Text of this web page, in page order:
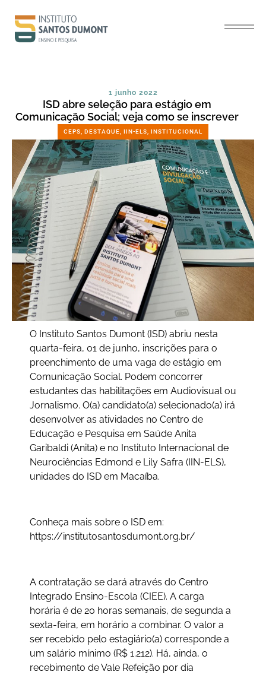
1 junho 2022
ISD abre seleção para estágio em
Comunicação Social; veja como se inscrever
CEPS DESTAQUE IIN-ELS INSTITUCIONAL
O Instituto Santos Dumont (ISD) abriu nesta
quarta-feira, 01 de junho, inscrições para o
preenchimento de uma vaga de estágio em
Comunicação Social. Podem concorrer
estudantes das habilitações em Audiovisual ou
Jornalismo. O(a) candidato(a) selecionado(a) irá
desenvolver as atividades no Centro de
Educação e Pesquisa em Saúde Anita
Garibaldi (Anita) e no Instituto Internacional de
Neurociências Edmond e Lily Safra (IIN-ELS),
unidades do ISD em Macaíba.
Conheça mais sobre o ISD em:
https://institutosantosdumont.org.br/
A contratação se dará através do Centro
Integrado Ensino-Escola (CIEE). A carga
horária é de 20 horas semanais, de segunda a
sexta-feira, em horário a combinar. O valor a
ser recebido pelo estagiário(a) corresponde a
um salário mínimo (R$ 1.212). Há, ainda, o
recebimento de Vale Refeição por dia